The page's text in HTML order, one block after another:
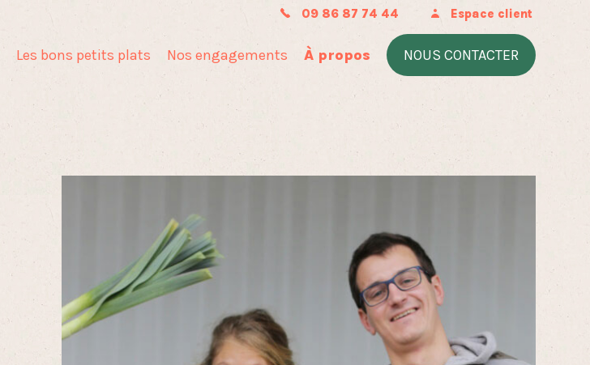
09 86 87 74 44 Espace client
Les bons petits plats Nos engagements À propos NOUS CONTACTER